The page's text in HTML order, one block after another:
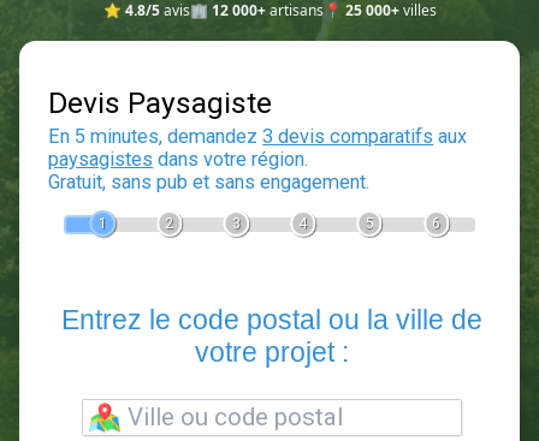
⭐ 4.8/5avis🏢 12 000+artisans📍 25 000+villes
Devis Paysagiste
En 5 minutes, demandez3 devis comparatifs
2 3